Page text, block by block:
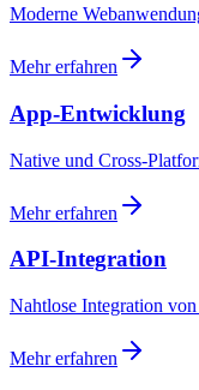
Moderne
Mehr erfahren
App-Entwicklung
Native und Cross-
Mehr erfahren
API-Integration
Nahtlose Integration
Mehr erfahren